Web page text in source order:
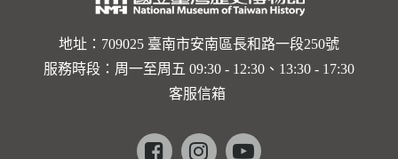
歌]【對
世界與生
命的依戀
馬勒大地
地址：709025 臺南市安南區長和路一段250號
服務時段：周一至周五 09:30 - 12:30、13:30 - 17:30
客服信箱
Facebookinstagramyoutube